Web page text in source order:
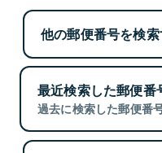
他の郵便番号を検
最近検索した郵便番
過去に検索した郵便番